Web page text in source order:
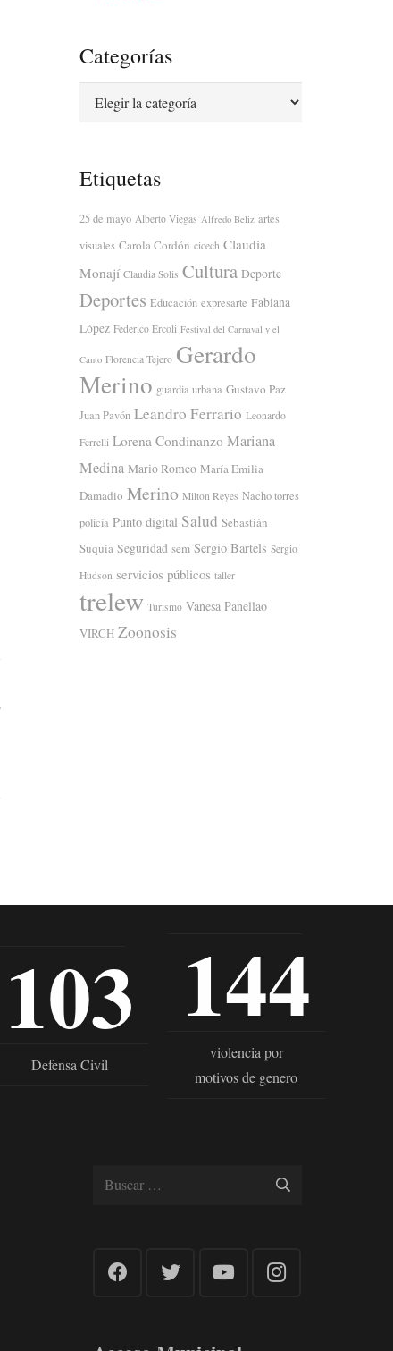
Categorías
Etiquetas
25 de mayo Alberto Viegas Alfredo Beliz artes
visuales Carola Cordón cicech Claudia
Monají Claudia Solis Cultura Deporte
Deportes Educación expresarte Fabiana
López Federico Ercoli Festival del Carnaval y el
Canto Florencia Tejero Gerardo
Merino guardia urbana Gustavo Paz
Juan Pavón Leandro Ferrario Leonardo
Ferrelli Lorena Condinanzo Mariana
Medina Mario Romeo María Emilia
Damadio Merino Milton Reyes Nacho torres
policía Punto digital Salud Sebastián
Suquia Seguridad sem Sergio Bartels Sergio
Hudson servicios públicos taller
trelew Turismo Vanesa Panellao
VIRCH Zoonosis
103
Defensa Civil
144
violencia por
motivos de genero
Buscar: